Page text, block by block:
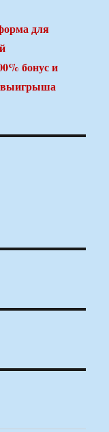
для
бонус и
выигрыша